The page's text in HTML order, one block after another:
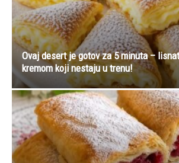
Ovaj desert je gotov za 5 minuta –
kremom koji nestaju u trenu!